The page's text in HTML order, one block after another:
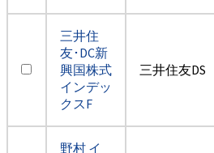
三井住
友･DC新
興国株式
インデッ
クスF
三井住友DS
野村 イ